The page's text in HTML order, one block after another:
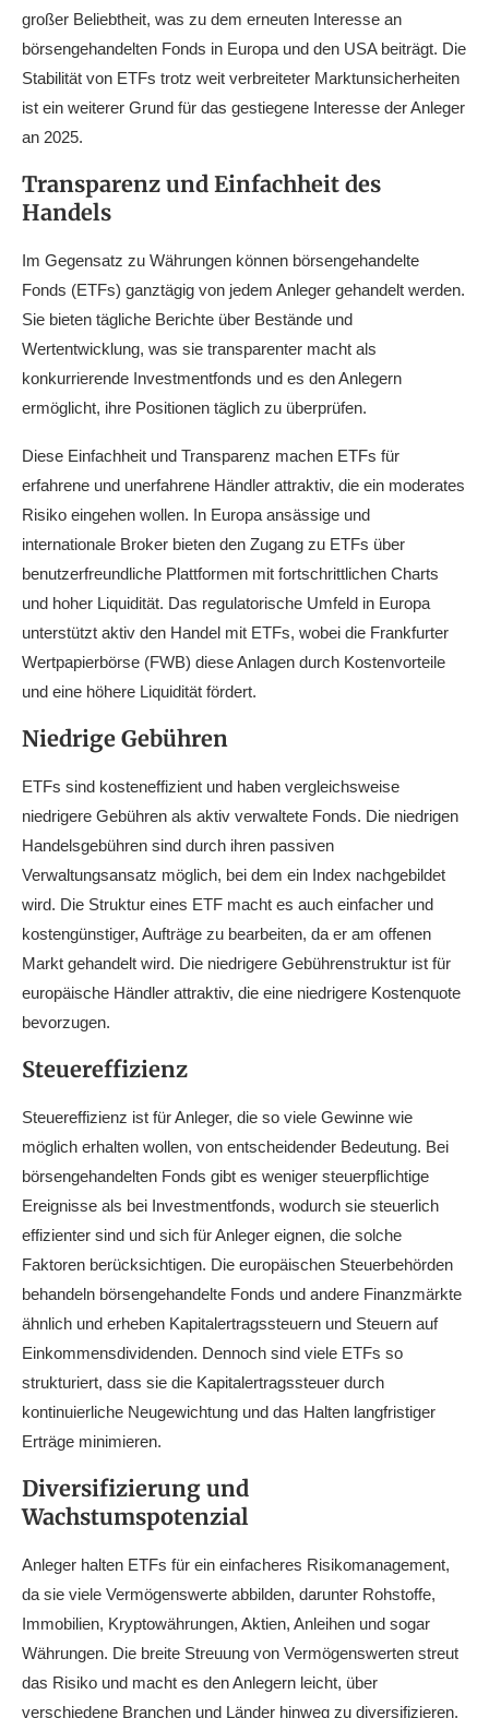
großer Beliebtheit, was zu dem erneuten Interesse an
börsengehandelten Fonds in Europa und den USA beiträgt. Die
Stabilität von ETFs trotz weit verbreiteter Marktunsicherheiten
ist ein weiterer Grund für das gestiegene Interesse der Anleger
an 2025.
Transparenz und Einfachheit des
Handels
Im Gegensatz zu Währungen können börsengehandelte
Fonds (ETFs) ganztägig von jedem Anleger gehandelt werden.
Sie bieten tägliche Berichte über Bestände und
Wertentwicklung, was sie transparenter macht als
konkurrierende Investmentfonds und es den Anlegern
ermöglicht, ihre Positionen täglich zu überprüfen.
Diese Einfachheit und Transparenz machen ETFs für
erfahrene und unerfahrene Händler attraktiv, die ein moderates
Risiko eingehen wollen. In Europa ansässige und
internationale Broker bieten den Zugang zu ETFs über
benutzerfreundliche Plattformen mit fortschrittlichen Charts
und hoher Liquidität. Das regulatorische Umfeld in Europa
unterstützt aktiv den Handel mit ETFs, wobei die Frankfurter
Wertpapierbörse (FWB) diese Anlagen durch Kostenvorteile
und eine höhere Liquidität fördert.
Niedrige Gebühren
ETFs sind kosteneffizient und haben vergleichsweise
niedrigere Gebühren als aktiv verwaltete Fonds. Die niedrigen
Handelsgebühren sind durch ihren passiven
Verwaltungsansatz möglich, bei dem ein Index nachgebildet
wird. Die Struktur eines ETF macht es auch einfacher und
kostengünstiger, Aufträge zu bearbeiten, da er am offenen
Markt gehandelt wird. Die niedrigere Gebührenstruktur ist für
europäische Händler attraktiv, die eine niedrigere Kostenquote
bevorzugen.
Steuereffizienz
Steuereffizienz ist für Anleger, die so viele Gewinne wie
möglich erhalten wollen, von entscheidender Bedeutung. Bei
börsengehandelten Fonds gibt es weniger steuerpflichtige
Ereignisse als bei Investmentfonds, wodurch sie steuerlich
effizienter sind und sich für Anleger eignen, die solche
Faktoren berücksichtigen. Die europäischen Steuerbehörden
behandeln börsengehandelte Fonds und andere Finanzmärkte
ähnlich und erheben Kapitalertragssteuern und Steuern auf
Einkommensdividenden. Dennoch sind viele ETFs so
strukturiert, dass sie die Kapitalertragssteuer durch
kontinuierliche Neugewichtung und das Halten langfristiger
Erträge minimieren.
Diversifizierung und
Wachstumspotenzial
Anleger halten ETFs für ein einfacheres Risikomanagement,
da sie viele Vermögenswerte abbilden, darunter Rohstoffe,
Immobilien, Kryptowährungen, Aktien, Anleihen und sogar
Währungen. Die breite Streuung von Vermögenswerten streut
das Risiko und macht es den Anlegern leicht, über
verschiedene Branchen und Länder hinweg zu diversifizieren.